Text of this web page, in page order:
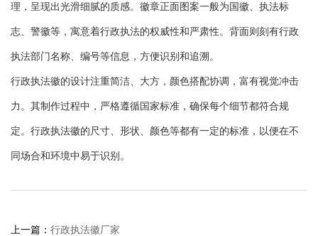
理，呈现出光滑细腻的质感。徽章正面图案一般为国徽、执法标
志、警徽等，寓意着行政执法的权威性和严肃性。背面则刻有行政
执法部门名称、编号等信息，方便识别和追溯。
行政执法徽的设计注重简洁、大方，颜色搭配协调，富有视觉冲击
力。其制作过程中，严格遵循国家标准，确保每个细节都符合规
定。行政执法徽的尺寸、形状、颜色等都有一定的标准，以便在不
同场合和环境中易于识别。
上一篇： 行政执法徽厂家